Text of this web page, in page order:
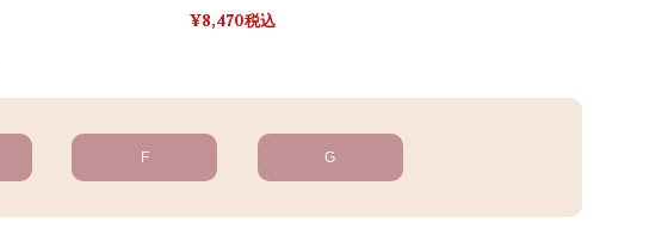
8,470税込
F G